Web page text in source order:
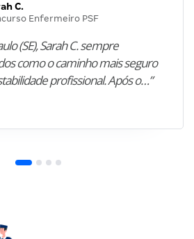
C.
Enfermeiro PSF
(SE), Sarah C. sempre
como o caminho mais seguro
profissional. Após o…”